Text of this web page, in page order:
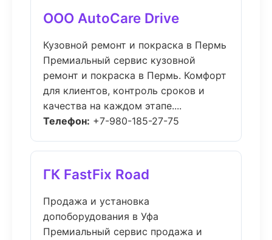
ООО AutoCare Drive
Кузовной ремонт и покраска в Пермь
Премиальный сервис кузовной
ремонт и покраска в Пермь. Комфорт
для клиентов, контроль сроков и
качества на каждом этапе....
Телефон: +7-980-185-27-75
ГК FastFix Road
Продажа и установка
допоборудования в Уфа
Премиальный сервис продажа и